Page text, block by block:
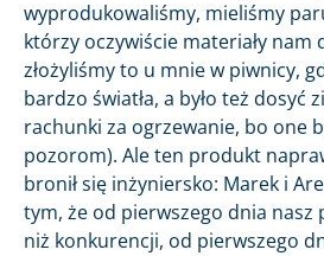
wyprodukowaliśmy, mieliśmy
którzy oczywiście materiały nam
złożyliśmy to u mnie w piwnicy,
bardzo światła, a było też dosyć
rachunki za ogrzewanie, bo one
pozorom). Ale ten produkt
bronił się inżyniersko: Marek i
tym, że od pierwszego dnia nasz
niż konkurencji, od pierwszego